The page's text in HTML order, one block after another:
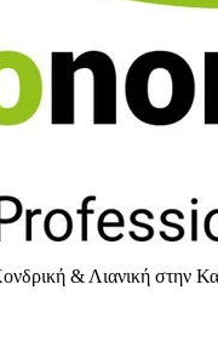
& Λιανική στην